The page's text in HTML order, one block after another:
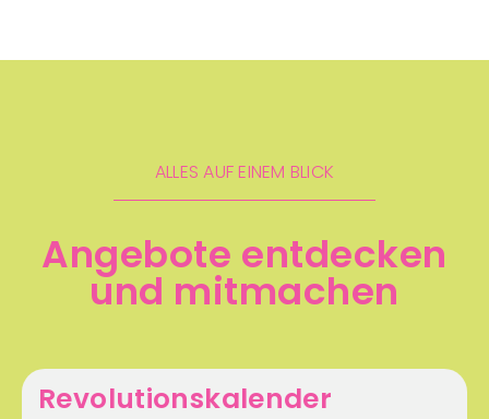
ALLES AUF EINEM BLICK
Angebote entdecken
und mitmachen
Revolutionskalender